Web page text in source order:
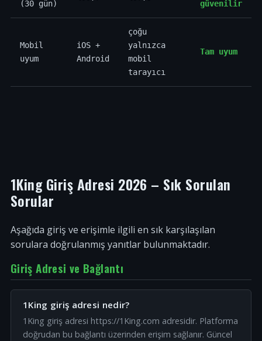
(30 gün)
güvenilir
Mobil
uyum
iOS +
Android
çoğu
yalnızca
mobil
tarayıcı
Tam uyum
1King Giriş Adresi 2026 – Sık Sorulan
Sorular
Aşağıda giriş ve erişimle ilgili en sık karşılaşılan
sorulara doğrulanmış yanıtlar bulunmaktadır.
Giriş Adresi ve Bağlantı
1King giriş adresi nedir?
1King giriş adresi https://1King.com adresidir. Platforma
doğrudan bu bağlantı üzerinden erişim sağlanır. Güncel